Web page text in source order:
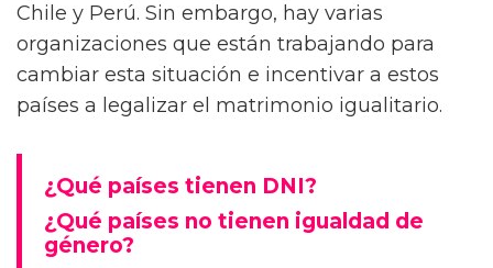
Chile y Perú. Sin embargo, hay varias
organizaciones que están trabajando para
cambiar esta situación e incentivar a estos
países a legalizar el matrimonio igualitario.
¿Qué países tienen DNI?
¿Qué países no tienen igualdad de
género?